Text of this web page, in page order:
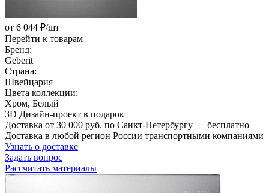
от 6 044 ₽/шт
Перейти к товарам
Бренд:
Geberit
Страна:
Швейцария
Цвета коллекции:
Хром, Белый
ЗD Дизайн-проект в подарок
Доставка от 30 000 руб. по Санкт-Петербургу — бесплатно
Доставка в любой регион России транспортными компаниями
Узнать о доставке
Задать вопрос
Рассчитать материалы